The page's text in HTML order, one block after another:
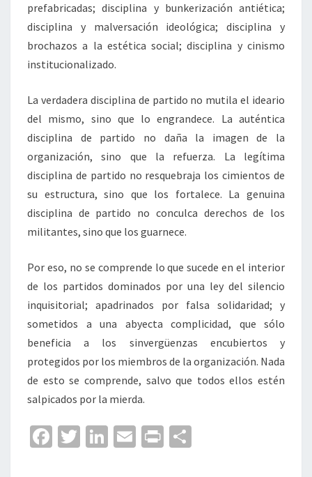
prefabricadas; disciplina y bunkerización antiética;
disciplina y malversación ideológica; disciplina y
brochazos a la estética social; disciplina y cinismo
institucionalizado.
La verdadera disciplina de partido no mutila el ideario
del mismo, sino que lo engrandece. La auténtica
disciplina de partido no daña la imagen de la
organización, sino que la refuerza. La legítima
disciplina de partido no resquebraja los cimientos de
su estructura, sino que los fortalece. La genuina
disciplina de partido no conculca derechos de los
militantes, sino que los guarnece.
Por eso, no se comprende lo que sucede en el interior
de los partidos dominados por una ley del silencio
inquisitorial; apadrinados por falsa solidaridad; y
sometidos a una abyecta complicidad, que sólo
beneficia a los sinvergüenzas encubiertos y
protegidos por los miembros de la organización. Nada
de esto se comprende, salvo que todos ellos estén
salpicados por la mierda.
Fa T
Li
E
Pr